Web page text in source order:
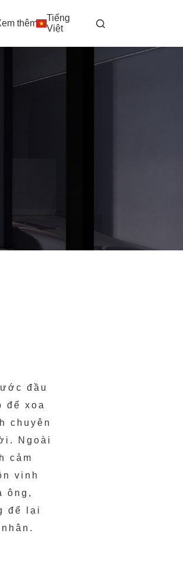
thêm
Tiếng
Việt
đầu
để xoa
chuyên
Ngoài
cảm
vinh
ông,
để lại